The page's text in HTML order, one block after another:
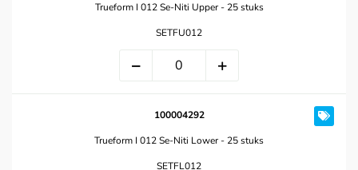
Trueform I 012 Se-Niti Upper - 25 stuks
SETFU012
100004292
Trueform I 012 Se-Niti Lower - 25 stuks
SETFL012